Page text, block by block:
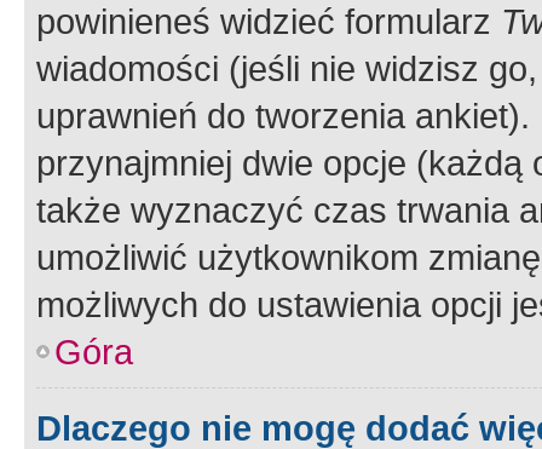
powinieneś widzieć formularz
wiadomości (jeśli nie widzisz
uprawnień do tworzenia
przynajmniej dwie opcje
także wyznaczyć czas trwania
umożliwić użytkownikom
możliwych do ustawienia opcji
Góra
Dlaczego nie mogę dodać